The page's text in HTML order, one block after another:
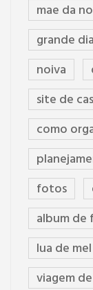
mae da
grande dia
noiva
site de
como
fotos
album
lua de mel
viagem